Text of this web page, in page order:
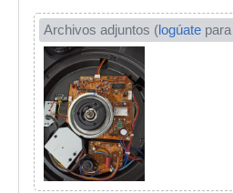
Archivos adjuntos (logúate